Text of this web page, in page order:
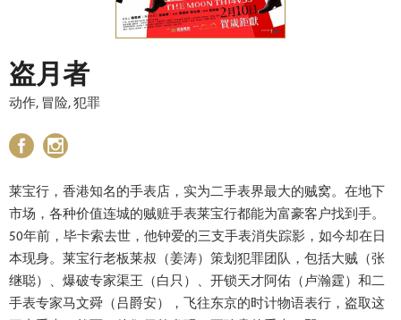
盗月者
动作, 冒险, 犯罪
莱宝行，香港知名的手表店，实为二手表界最大的贼窝。在地下
市场，各种价值连城的贼赃手表莱宝行都能为富豪客户找到手。
50年前，毕卡索去世，他钟爱的三支手表消失踪影，如今却在日
本现身。莱宝行老板莱叔（姜涛）策划犯罪团队，包括大贼（张
继聪）、爆破专家渠王（白只）、开锁天才阿佑（卢瀚霆）和二
手表专家马文舜（吕爵安），飞往东京的时计物语表行，盗取这